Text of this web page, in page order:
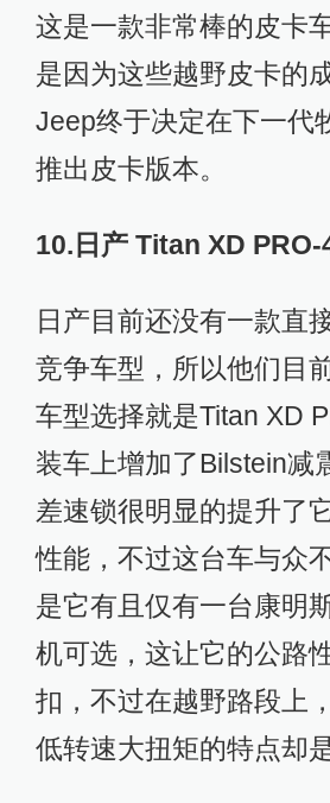
这是一款非常棒的皮卡
是因为这些越野皮卡的
Jeep终于决定在下一代
推出皮卡版本。
10.日产 Titan XD
日产目前还没有一款直
竞争车型，所以他们目
车型选择就是Titan XD
装车上增加了Bilstein减
差速锁很明显的提升了
性能，不过这台车与众
是它有且仅有一台康明
机可选，这让它的公路
扣，不过在越野路段上
低转速大扭矩的特点却